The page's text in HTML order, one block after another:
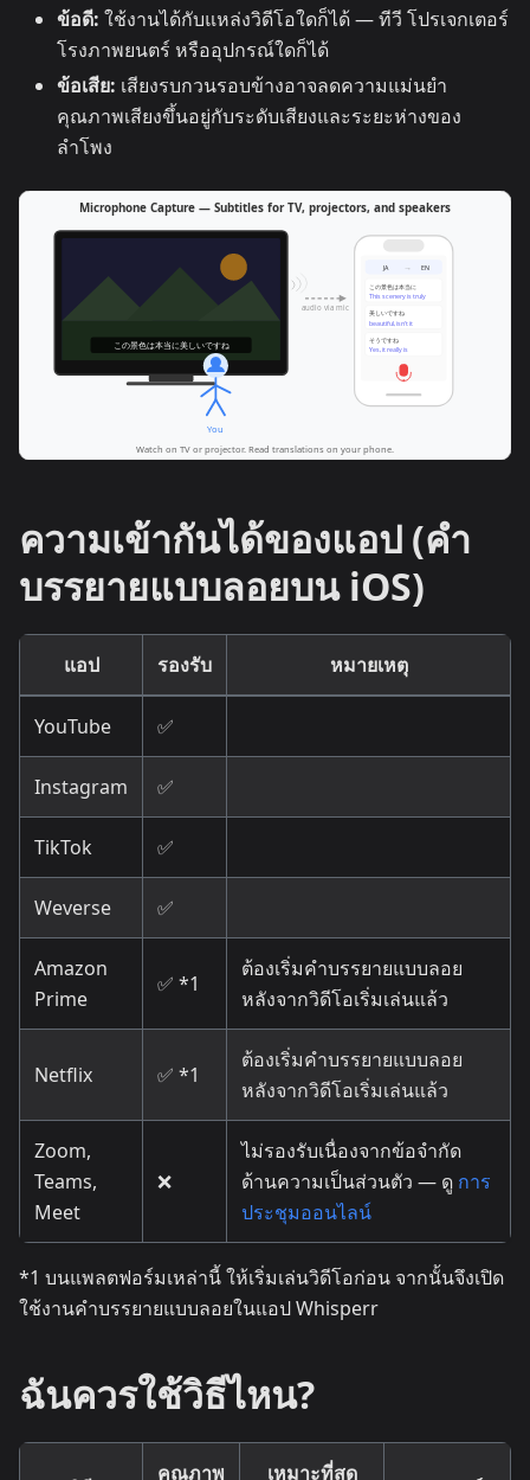
ข้อดี: ใช้งานได้กับแหล่งวิดีโอใดก็ได้ — ทีวี โปรเจกเตอร์
โรงภาพยนตร์ หรืออุปกรณ์ใดก็ได้
ข้อเสีย: เสียงรบกวนรอบข้างอาจลดความแม่นยำ
คุณภาพเสียงขึ้นอยู่กับระดับเสียงและระยะห่างของ
ลำโพง
ความเข้ากันได้ของแอป (คำ
บรรยายแบบลอยบน iOS)
แอป รองรับ หมายเหตุ
YouTube ✅
Instagram ✅
TikTok ✅
Weverse ✅
Amazon
Prime
✅ *1
ต้องเริ่มคำบรรยายแบบลอย
หลังจากวิดีโอเริ่มเล่นแล้ว
Netflix ✅ *1
ต้องเริ่มคำบรรยายแบบลอย
หลังจากวิดีโอเริ่มเล่นแล้ว
Zoom,
Teams,
Meet
❌
ไม่รองรับเนื่องจากข้อจำกัด
ด้านความเป็นส่วนตัว — ดู การ
ประชุมออนไลน์
*1 บนแพลตฟอร์มเหล่านี้ ให้เริ่มเล่นวิดีโอก่อน จากนั้นจึงเปิด
ใช้งานคำบรรยายแบบลอยในแอป Whisperr
ฉันควรใช้วิธีไหน?
คุณภาพ เหมาะที่สุด